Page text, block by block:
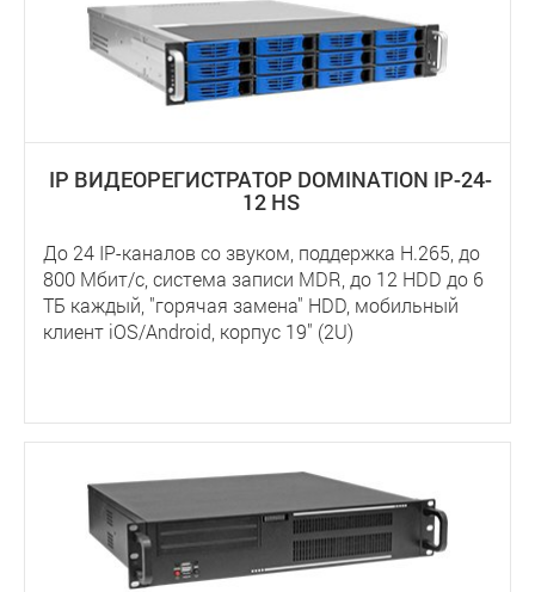
IP ВИДЕОРЕГИСТРАТОР DOMINATION IP-24-
12 HS
До 24 IP-каналов со звуком, поддержка Н.265, до
800 Мбит/с, система записи MDR, до 12 HDD до 6
ТБ каждый, "горячая замена" HDD, мобильный
клиент iOS/Android, корпус 19" (2U)